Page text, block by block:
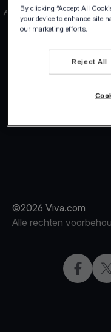
©2026 Viva.com
Alle rechten
Facebook
By clicking “Accept All
your device to enhance site
our marketing efforts.
Reject All